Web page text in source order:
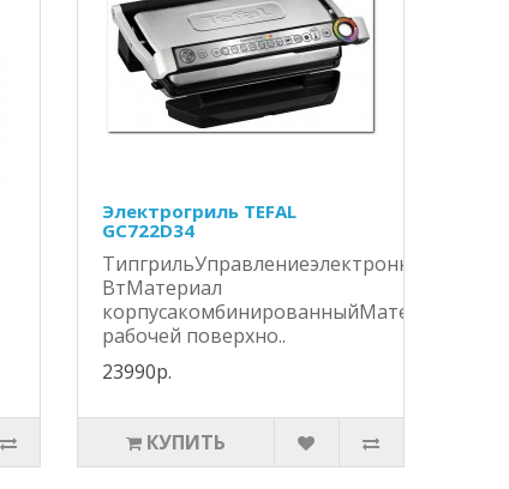
Электрогриль TEFAL
GC722D34
ВтМатериал
корпусакомбинированныйМатериал
рабочей поверхно..
23990р.
КУПИТЬ